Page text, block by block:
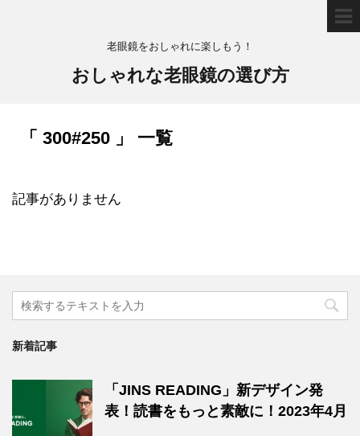
老眼鏡をおしゃれに楽しもう！
おしゃれな老眼鏡の選び方
「 300#250 」 一覧
記事がありません
新着記事
「JINS READING」新デザイン発
表！読書をもっと素敵に！2023年4月